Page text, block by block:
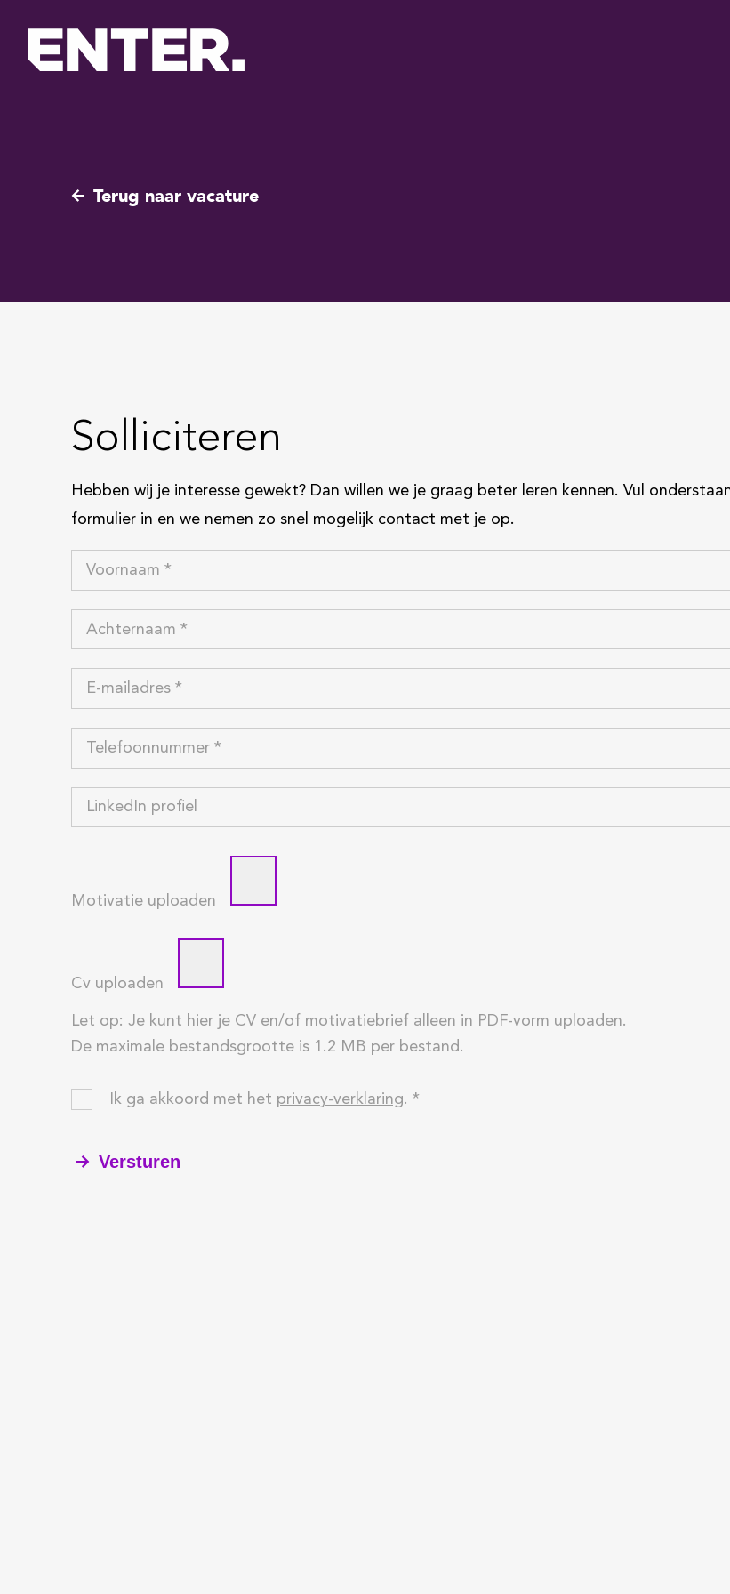
Terug naar vacature
Solliciteren
Hebben wij je interesse gewekt? Dan willen we je graag beter leren kennen. Vul
formulier in en we nemen zo snel mogelijk contact met je op.
Motivatie uploaden
Cv uploaden
Let op: Je kunt hier je CV en/of motivatiebrief alleen in PDF-vorm uploaden.
De maximale bestandsgrootte is 1.2 MB per bestand.
Ik ga akkoord met het privacy-verklaring. *
Versturen